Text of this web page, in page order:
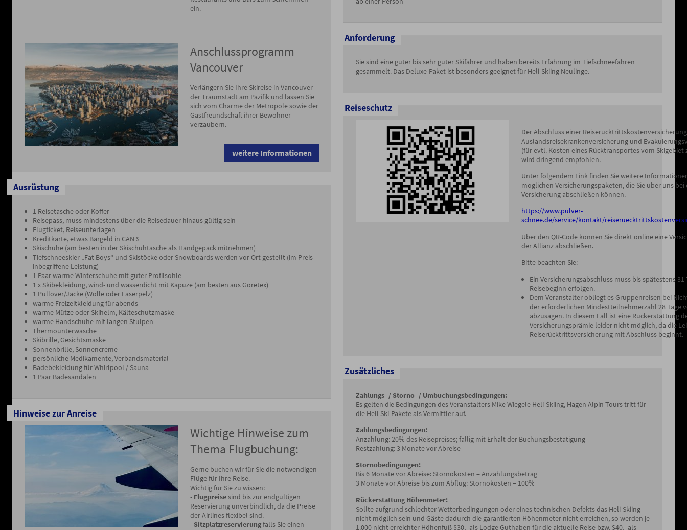
ein.
Anschlussprogramm
Vancouver
Verlängern Sie Ihre Skireise in Vancouver -
der Traumstadt am Pazifik und lassen Sie
sich vom Charme der Metropole sowie der
Gastfreundschaft ihrer Bewohner
verzaubern.
weitere Informationen
Anforderung
Sie sind eine guter bis sehr guter Skifahrer und haben bereits Erfahrung im Tiefschneefahren
gesammelt. Das Deluxe-Paket ist besonders geeignet für Heli-Skiing Neulinge.
Reiseschutz
Der Abschluss einer
Auslandsreisekrankenversicherung und
(für evtl. Kosten eines Rücktransportes vom Skigebiet
wird dringend empfohlen.
Unter folgendem Link finden Sie weitere
möglichen Versicherungspaketen, die Sie über uns
Versicherung abschließen können.
https://www.pulver-
schnee.de/service/kontakt/
Über den QR-Code können Sie direkt online eine
der Allianz abschließen.
Bitte beachten Sie:
Ein Versicherungsabschluss muss bis spätestens 31
Reisebeginn erfolgen.
Dem Veranstalter obliegt es Gruppenreisen bei
der erforderlichen Mindestteilnehmerzahl 28 Tage
abzusagen. In diesem Fall ist eine Rückerstattung
Versicherungsprämie leider nicht möglich, da die
Reiserücktrittsversicherung mit Abschluss beginnt.
Ausrüstung
1 Reisetasche oder Koffer
Reisepass, muss mindestens über die Reisedauer hinaus gültig sein
Flugticket, Reiseunterlagen
Kreditkarte, etwas Bargeld in CAN $
Skischuhe (am besten in der Skischuhtasche als Handgepäck mitnehmen)
Tiefschneeskier „Fat Boys“ und Skistöcke oder Snowboards werden vor Ort gestellt (im Preis
inbegriffene Leistung)
1 Paar warme Winterschuhe mit guter Profilsohle
1 x Skibekleidung, wind- und wasserdicht mit Kapuze (am besten aus Goretex)
1 Pullover/Jacke (Wolle oder Faserpelz)
warme Freizeitkleidung für abends
warme Mütze oder Skihelm, Kälteschutzmaske
warme Handschuhe mit langen Stulpen
Thermounterwäsche
Skibrille, Gesichtsmaske
Sonnenbrille, Sonnencreme
persönliche Medikamente, Verbandsmaterial
Badebekleidung für Whirlpool / Sauna
1 Paar Badesandalen
Zusätzliches
Zahlungs- / Storno- / Umbuchungsbedingungen:
Es gelten die Bedingungen des Veranstalters Mike Wiegele Heli-Skiing, Hagen Alpin Tours tritt für
die Heli-Ski-Pakete als Vermittler auf.
Zahlungsbedingungen:
Anzahlung: 20% des Reisepreises; fällig mit Erhalt der Buchungsbestätigung
Restzahlung: 3 Monate vor Abreise
Stornobedingungen:
Bis 6 Monate vor Abreise: Stornokosten = Anzahlungsbetrag
3 Monate vor Abreise bis zum Abflug: Stornokosten = 100%
Rückerstattung Höhenmeter:
Sollte aufgrund schlechter Wetterbedingungen oder eines technischen Defekts das Heli-Skiing
nicht möglich sein und Gäste dadurch die garantierten Höhenmeter nicht erreichen, so werden je
1.000 nicht erreichter Höhenfuß $30,- als Lodge Guthaben für die aktuelle Reise bzw. $40,- als
Hinweise zur Anreise
Wichtige Hinweise zum
Thema Flugbuchung:
Gerne buchen wir für Sie die notwendigen
Flüge für Ihre Reise.
Wichtig für Sie zu wissen:
- Flugpreisesind bis zur endgültigen
Reservierung unverbindlich, da die Preise
der Airlines flexibel sind.
-Sitzplatzreservierungfalls Sie einen